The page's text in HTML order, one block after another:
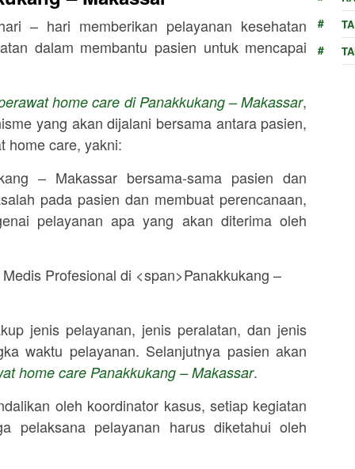
– hari memberikan pelayanan kesehatan
dalam membantu pasien untuk mencapai
home care di Panakkukang – Makassar,
yang akan dijalani bersama antara pasien,
home care, yakni:
– Makassar bersama-sama pasien dan
pada pasien dan membuat perencanaan,
pelayanan apa yang akan diterima oleh
jenis pelayanan, jenis peralatan, dan jenis
waktu pelayanan. Selanjutnya pasien akan
home care Panakkukang – Makassar.
oleh koordinator kasus, setiap kegiatan
pelaksana pelayanan harus diketahui oleh